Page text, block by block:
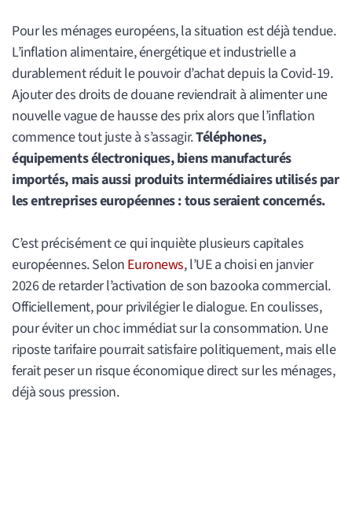
Pour les ménages européens, la situation est déjà tendue.
L’inflation alimentaire, énergétique et industrielle a
durablement réduit le pouvoir d’achat depuis la Covid-19.
Ajouter des droits de douane reviendrait à alimenter une
nouvelle vague de hausse des prix alors que l’inflation
commence tout juste à s’assagir.Téléphones,
équipements électroniques, biens manufacturés
importés, mais aussi produits intermédiaires utilisés par
les entreprises européennes : tous seraient concernés.
C’est précisément ce qui inquiète plusieurs capitales
européennes. Selon Euronews, l’UE a choisi en janvier
2026 de retarder l’activation de son bazooka commercial.
Officiellement, pour privilégier le dialogue. En coulisses,
pour éviter un choc immédiat sur la consommation. Une
riposte tarifaire pourrait satisfaire politiquement, mais elle
ferait peser un risque économique direct sur les ménages,
déjà sous pression.